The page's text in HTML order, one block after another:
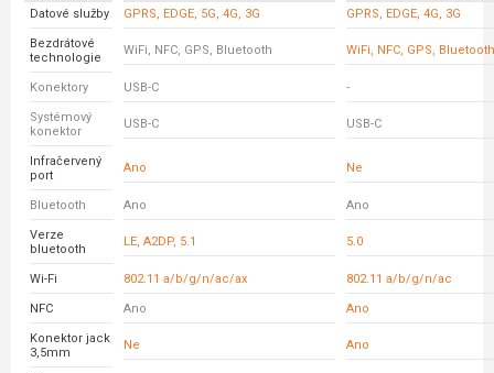
Datové služby
GPRS, EDGE, 5G, 4G, 3G GPRS, EDGE, 4G, 3G
Bezdrátové
technologie
WiFi, NFC, GPS, Bluetooth WiFi, NFC, GPS, Bluetooth
Konektory USB-C -
Systémový
konektor
USB-C USB-C
Infračervený
port
Ano Ne
Bluetooth Ano Ano
Verze
bluetooth
LE, A2DP, 5.1 5.0
Wi-Fi 802.11 a/b/g/n/ac/ax 802.11 a/b/g/n/ac
NFC Ano Ano
Konektor jack
3,5mm
Ne Ano